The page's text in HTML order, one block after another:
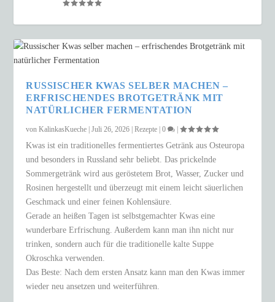
RUSSISCHER KWAS SELBER MACHEN –
ERFRISCHENDES BROTGETRÄNK MIT
NATÜRLICHER FERMENTATION
vonKalinkasKueche |Juli 26, 2026 |Rezepte |0 |
Kwas ist ein traditionelles fermentiertes Getränk aus Osteuropa
und besonders in Russland sehr beliebt. Das prickelnde
Sommergetränk wird aus geröstetem Brot, Wasser, Zucker und
Rosinen hergestellt und überzeugt mit einem leicht säuerlichen
Geschmack und einer feinen Kohlensäure.
Gerade an heißen Tagen ist selbstgemachter Kwas eine
wunderbare Erfrischung. Außerdem kann man ihn nicht nur
trinken, sondern auch für die traditionelle kalte Suppe
Okroschka verwenden.
Das Beste: Nach dem ersten Ansatz kann man den Kwas immer
wieder neu ansetzen und weiterführen.